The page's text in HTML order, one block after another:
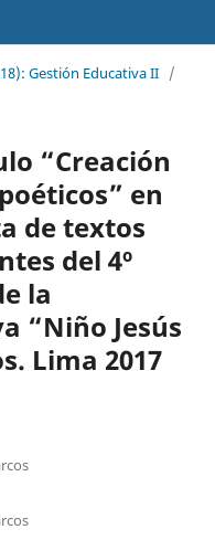
Gestión Educativa II /
“Creación
en
de textos
del 4º
la
“Niño Jesús
Lima 2017